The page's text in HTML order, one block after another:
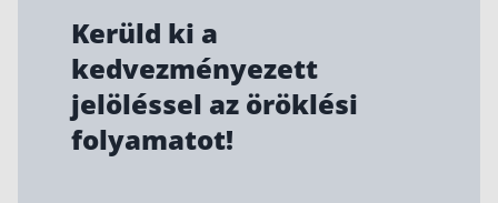
Kerüld ki a
kedvezményezett
jelöléssel az öröklési
folyamatot!